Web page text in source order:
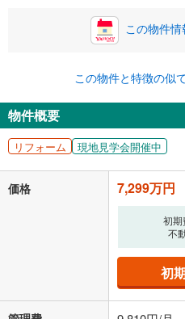
0円
ナス時の増額分（1回分）を
ボーナス払いの限度額は金融
閉じる
月々の返済額
ローン返済額 189,471円（頭金比
上、ご自身での入力をお願いいた
る値は、実際の金融機関等におけ
の金融機関等における貸出金利を
済方法「元利均等返済」にて算出
適用した場合の計算結果を表示し
この物件
この物件と特徴の似
物件概要
リフォーム 現地見学会開催中
価格 7,299万円
初期
不
初